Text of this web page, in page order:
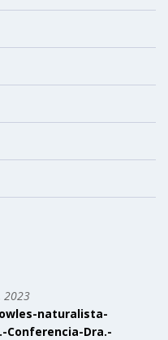
2023
naturalista-
Conferencia-Dra.-